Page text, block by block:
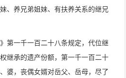
、养兄弟姐妹、有扶养关系的继兄
一千一百二十八条规定，代位继
继承的遗产份额，第一千一百二十
婆，丧偶女婿对岳父、岳母，尽了